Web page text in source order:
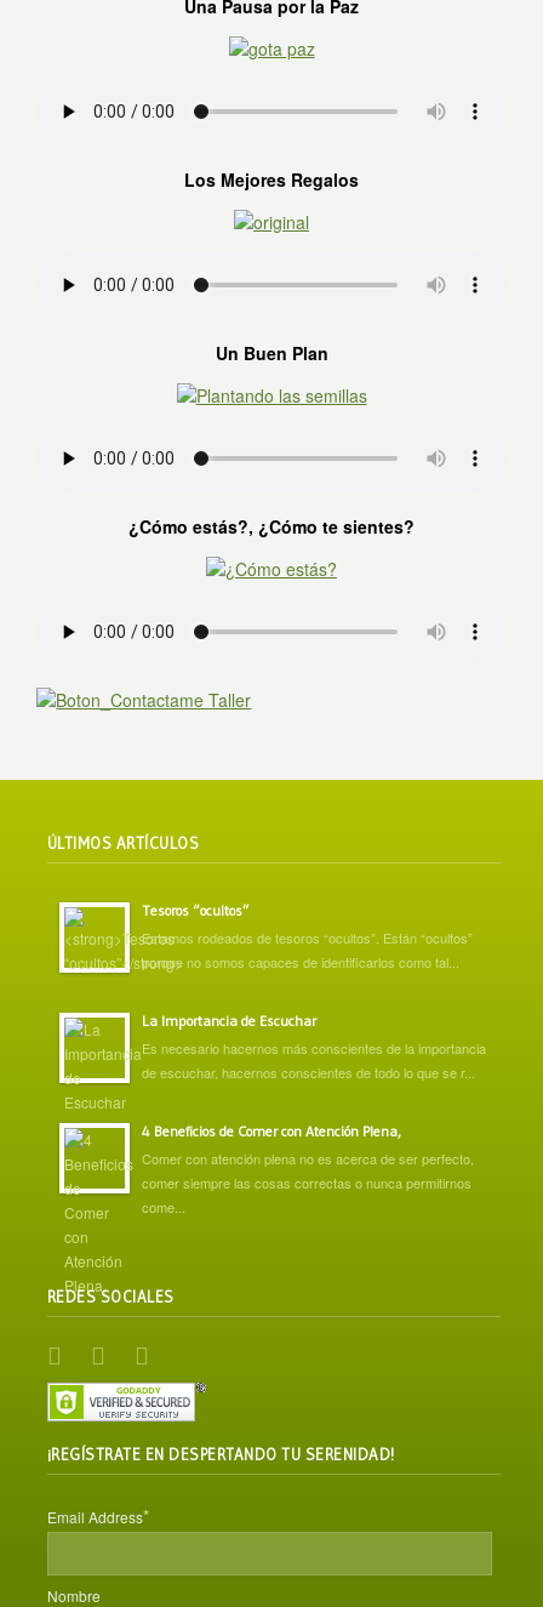
Una Pausa por la Paz
Los Mejores Regalos
Un Buen Plan
¿Cómo estás?, ¿Cómo te sientes?
ÚLTIMOS ARTÍCULOS
Tesoros “ocultos”
Estamos rodeados de tesoros “ocultos”. Están “ocultos”
porque no somos capaces de identificarlos como tal...
La Importancia de Escuchar
Es necesario hacernos más conscientes de la importancia
de escuchar, hacernos conscientes de todo lo que se r...
4 Beneficios de Comer con Atención Plena,
Comer con atención plena no es acerca de ser perfecto,
comer siempre las cosas correctas o nunca permitirnos
come...
REDES SOCIALES
¡REGÍSTRATE EN DESPERTANDO TU SERENIDAD!
Email Address*
Nombre